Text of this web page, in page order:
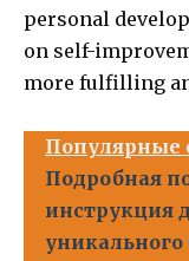
personal
on self-
more fulfilling
Популярные
Подробная
инструкция
уникального